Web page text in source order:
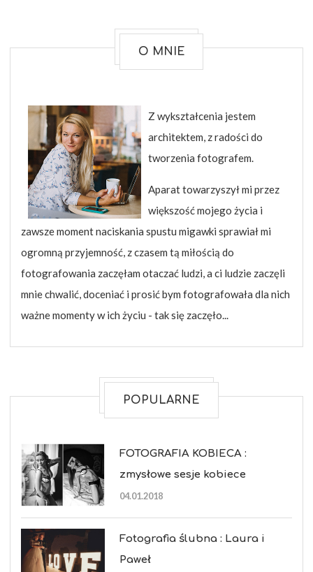
O MNIE
Z wykształcenia jestem
architektem, z radości do
tworzenia fotografem.
Aparat towarzyszył mi przez
większość mojego życia i
zawsze moment naciskania spustu migawki sprawiał mi
ogromną przyjemność, z czasem tą miłością do
fotografowania zaczęłam otaczać ludzi, a ci ludzie zaczęli
mnie chwalić, doceniać i prosić bym fotografowała dla nich
ważne momenty w ich życiu - tak się zaczęło...
POPULARNE
FOTOGRAFIA KOBIECA :
zmysłowe sesje kobiece
04.01.2018
Fotografia ślubna : Laura i
Paweł